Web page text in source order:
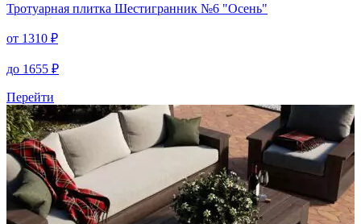
Тротуарная плитка Шестигранник №6 "Осень"
от 1310 ₽
до 1655 ₽
Перейти